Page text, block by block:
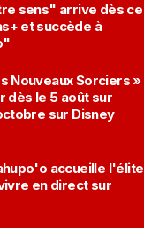
sens" arrive dès ce
et succède à
Nouveaux Sorciers »
dès le 5 août sur
sur Disney
accueille l'élite
en direct sur